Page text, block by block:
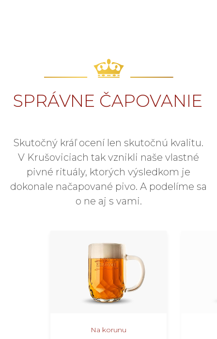
SPRÁVNE ČAPOVANIE
Skutočný kráľ ocení len skutočnú kvalitu.
V Krušoviciach tak vznikli naše vlastné
pivné rituály, ktorých výsledkom je
dokonale načapované pivo. A podelíme sa
o ne aj s vami.
Na korunu